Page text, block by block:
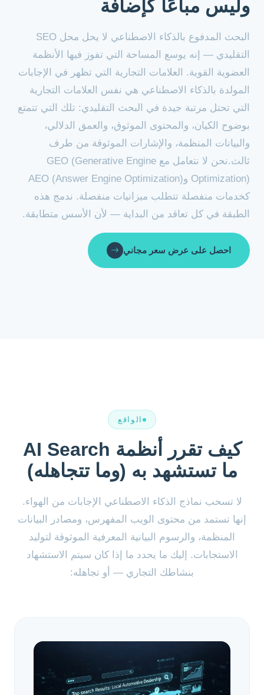
وليس مباعًا كإضافة
البحث المدفوع بالذكاء الاصطناعي لا يحل محل SEO
التقليدي — إنه يوسع المساحة التي تفوز فيها الأنظمة
العضوية القوية. العلامات التجارية التي تظهر في الإجابات
المولدة بالذكاء الاصطناعي هي نفس العلامات التجارية
التي تحتل مرتبة جيدة في البحث التقليدي: تلك التي تتمتع
بوضوح الكيان، والمحتوى الموثوق، والعمق الدلالي،
والبيانات المنظمة، والإشارات الموثوقة من طرف
ثالث.نحن لا نتعامل مع GEO (Generative Engine
Optimization) وAEO (Answer Engine Optimization)
كخدمات منفصلة تتطلب ميزانيات منفصلة. ندمج هذه
الطبقة في كل تعاقد من البداية — لأن الأسس متطابقة.
احصل على عرض سعر مجاني
الواقع
كيف تقرر أنظمة AI Search
ما تستشهد به (وما تتجاهله)
لا تسحب نماذج الذكاء الاصطناعي الإجابات من الهواء.
إنها تستمد من محتوى الويب المفهرس، ومصادر البيانات
المنظمة، والرسوم البيانية المعرفية الموثوقة لتوليد
الاستجابات. إليك ما يحدد ما إذا كان سيتم الاستشهاد
بنشاطك التجاري — أو تجاهله: